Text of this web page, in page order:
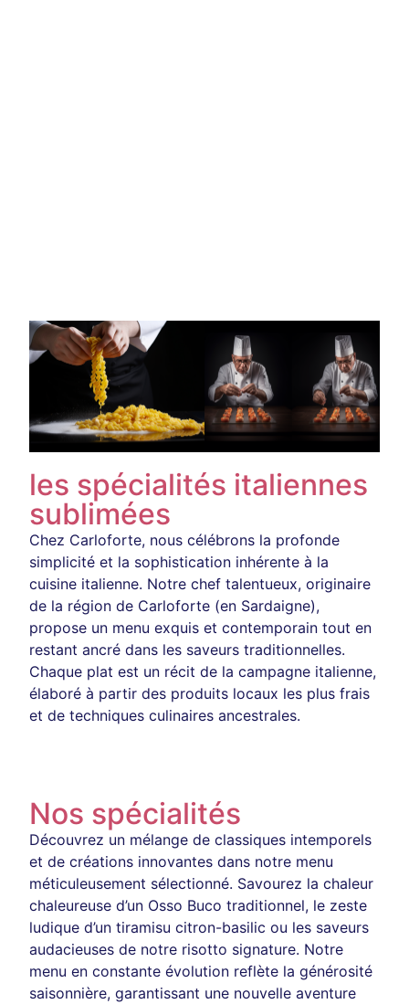
les spécialités italiennes
sublimées
Chez Carloforte, nous célébrons la profonde
simplicité et la sophistication inhérente à la
cuisine italienne. Notre chef talentueux, originaire
de la région de Carloforte (en Sardaigne),
propose un menu exquis et contemporain tout en
restant ancré dans les saveurs traditionnelles.
Chaque plat est un récit de la campagne italienne,
élaboré à partir des produits locaux les plus frais
et de techniques culinaires ancestrales.
Nos spécialités
Découvrez un mélange de classiques intemporels
et de créations innovantes dans notre menu
méticuleusement sélectionné. Savourez la chaleur
chaleureuse d’un Osso Buco traditionnel, le zeste
ludique d’un tiramisu citron-basilic ou les saveurs
audacieuses de notre risotto signature. Notre
menu en constante évolution reflète la générosité
saisonnière, garantissant une nouvelle aventure